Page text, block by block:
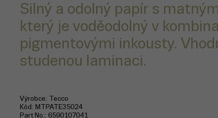
Silný a odolný papír s
který je voděodolný v
pigmentovými inkousty.
studenou laminaci.
Výrobce Tecco
Kód
MTPATE35024
Part No. 6590107041